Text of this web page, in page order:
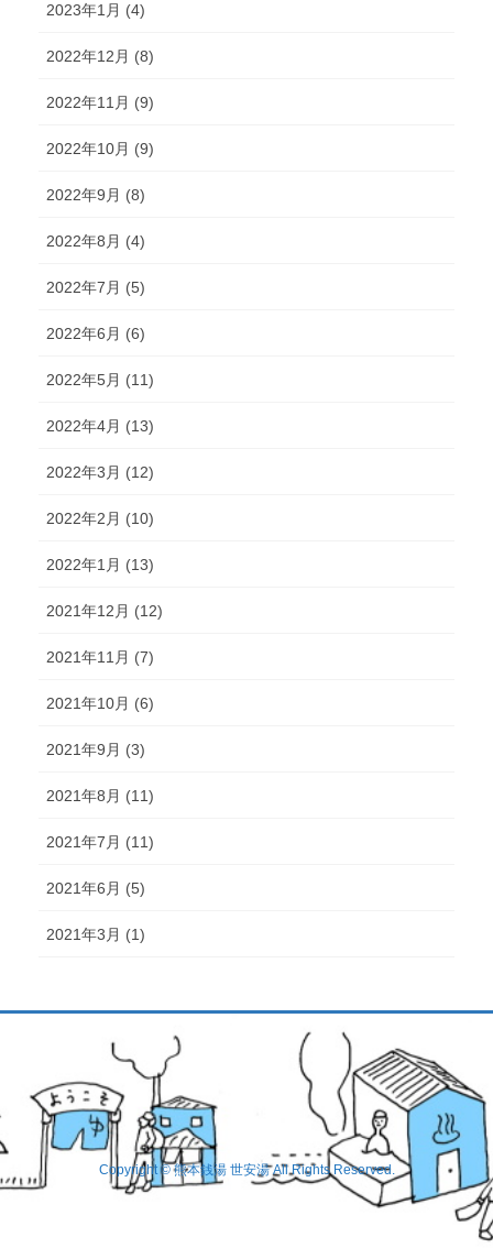
2023年1月 (4)
2022年12月 (8)
2022年11月 (9)
2022年10月 (9)
2022年9月 (8)
2022年8月 (4)
2022年7月 (5)
2022年6月 (6)
2022年5月 (11)
2022年4月 (13)
2022年3月 (12)
2022年2月 (10)
2022年1月 (13)
2021年12月 (12)
2021年11月 (7)
2021年10月 (6)
2021年9月 (3)
2021年8月 (11)
2021年7月 (11)
2021年6月 (5)
2021年3月 (1)
Copyright © 熊本銭湯 世安湯 All Rights Reserved.